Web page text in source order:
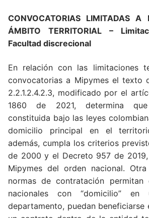
CONVOCATORIAS LIMITADAS A
ÁMBITO TERRITORIAL –
Facultad discrecional
En relación con las limitaciones
convocatorias a Mipymes el texto
2.2.1.2.4.2.3, modificado por el
1860 de 2021, determina
constituida bajo las leyes
domicilio principal en el
además, cumpla los criterios
de 2000 y el Decreto 957 de 2019,
Mipymes del orden nacional.
normas de contratación permitan
nacionales con “domicilio”
departamento, puedan beneficiarse